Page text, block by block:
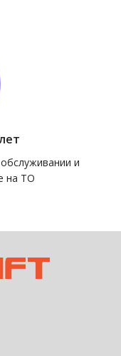
и
на ТО